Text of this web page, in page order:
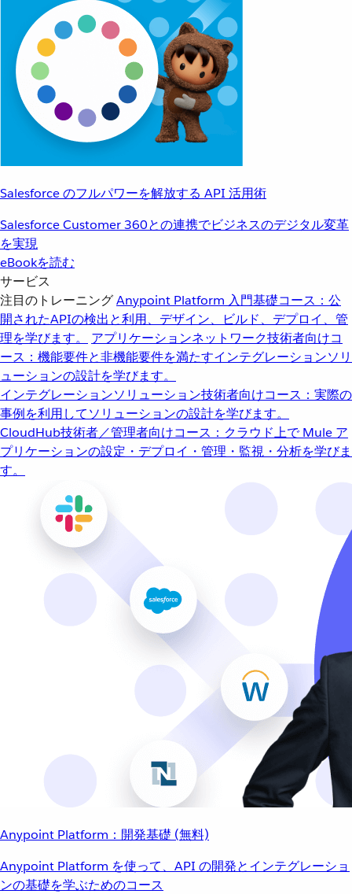
Salesforce のフルパワーを解放する API 活用術
Salesforce Customer 360との連携でビジネスのデジタル変革
を実現
eBookを読む
サービス
注目のトレーニングAnypoint Platform 入門基礎コース：公
開されたAPIの検出と利用、デザイン、ビルド、デプロイ、管
理を学びます。
アプリケーションネットワーク技術者向けコ
ース：機能要件と非機能要件を満たすインテグレーションソリ
ューションの設計を学びます。
インテグレーションソリューション技術者向けコース：実際の
事例を利用してソリューションの設計を学びます。
CloudHub技術者／管理者向けコース：クラウド上で Mule ア
プリケーションの設定・デプロイ・管理・監視・分析を学びま
す。
Anypoint Platform：開発基礎 (無料)
Anypoint Platform を使って、API の開発とインテグレーショ
ンの基礎を学ぶためのコース